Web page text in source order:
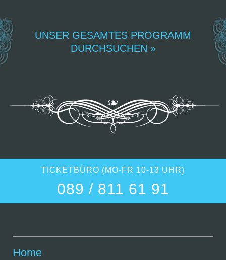
UNSER GESAMTES PROGRAMM
DURCHSUCHEN »
TICKETBÜRO (MO-FR 10-13 UHR)
089 / 811 61 91
Home